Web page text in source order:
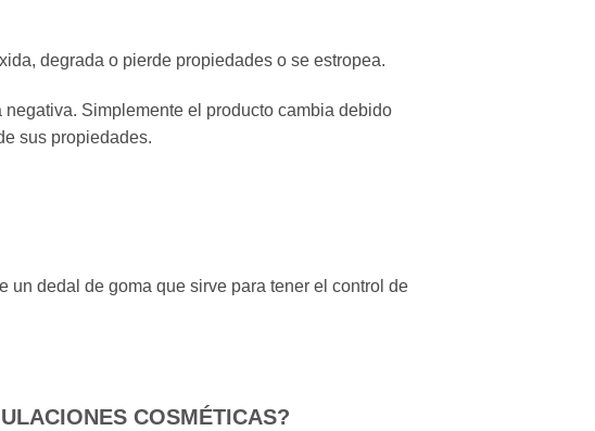
degrada o pierde propiedades o se estropea.
Simplemente el producto cambia debido
sus propiedades.
un dedal de goma que sirve para tener el control de
COSMÉTICAS?